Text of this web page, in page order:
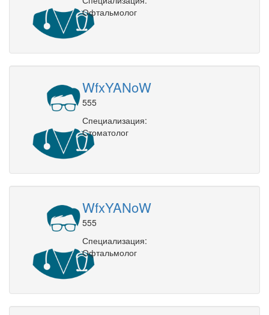
Офтальмолог
WfxYANoW
555
Специализация:
Стоматолог
WfxYANoW
555
Специализация:
Офтальмолог